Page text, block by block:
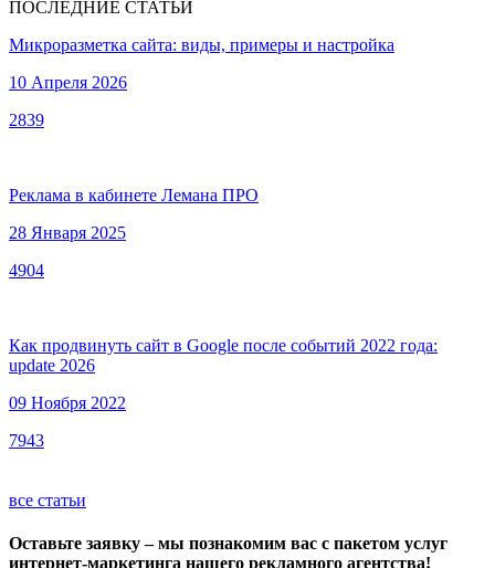
ПОСЛЕДНИЕ СТАТЬИ
Микроразметка сайта: виды, примеры и настройка
10 Апреля 2026
2839
Реклама в кабинете Лемана ПРО
28 Января 2025
4904
Как продвинуть сайт в Google после событий 2022 года:
update 2026
09 Ноября 2022
7943
все статьи
Оставьте заявку – мы познакомим вас с пакетом услуг
интернет-маркетинга нашего рекламного агентства!